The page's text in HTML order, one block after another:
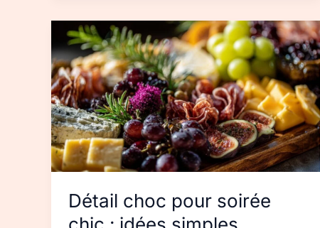
Détail choc pour soirée
Détail
choc
pour
soirée
chic :
idées
simples